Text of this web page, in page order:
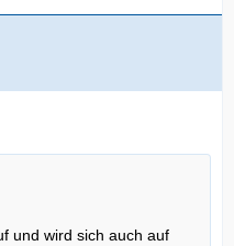
und wird sich auch auf